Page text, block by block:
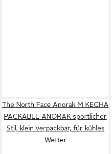
The North Face Anorak M KECHA
PACKABLE ANORAK sportlicher
Stil, klein verpackbar, für kühles
Wetter